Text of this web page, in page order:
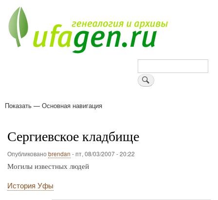
основному
содержанию
Поиск
Основная
Показать — Основная навигация
Сергиевское кладбище
Опубликовано brendan -пт, 08/03/2007 - 20:22
Могилы известных людей
История Уфы